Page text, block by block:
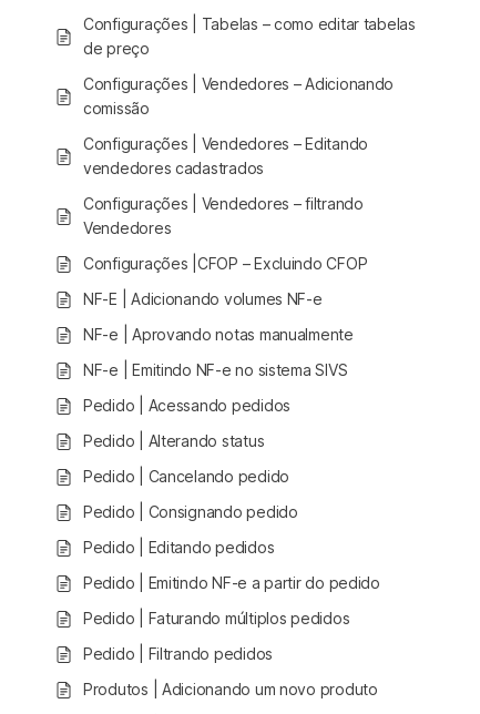
Configurações | Tabelas – como editar tabelas
de preço
Configurações | Vendedores – Adicionando
comissão
Configurações | Vendedores – Editando
vendedores cadastrados
Configurações | Vendedores – filtrando
Vendedores
Configurações |CFOP – Excluindo CFOP
NF-E | Adicionando volumes NF-e
NF-e | Aprovando notas manualmente
NF-e | Emitindo NF-e no sistema SIVS
Pedido | Acessando pedidos
Pedido | Alterando status
Pedido | Cancelando pedido
Pedido | Consignando pedido
Pedido | Editando pedidos
Pedido | Emitindo NF-e a partir do pedido
Pedido | Faturando múltiplos pedidos
Pedido | Filtrando pedidos
Produtos | Adicionando um novo produto